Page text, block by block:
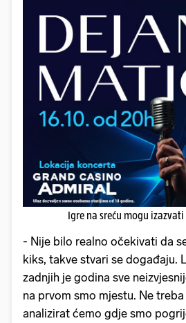
Igre na sreću mogu
- Nije bilo realno očekivati da
kiks, takve stvari se događaju.
zadnjih je godina sve
na prvom smo mjestu. Ne
analizirat ćemo gdje smo